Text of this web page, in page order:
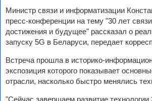
Министр связи и информатизации
пресс-конференции на тему "30 лет
достижения и будущее" рассказал о
запуску 5G в Беларуси, передает
Встреча прошла в историко-
экспозиция которого показывает
отрасли, насколько быстро менялись
"Сейчас завершаем развитие технологии